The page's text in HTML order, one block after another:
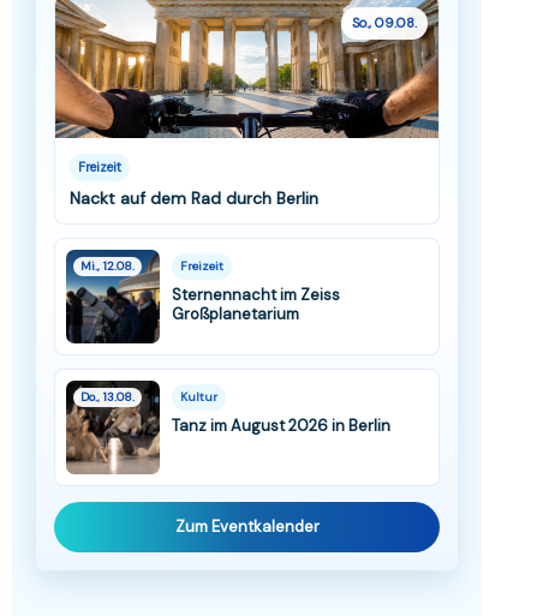
So., 09.08.
Freizeit
Nackt auf dem Rad durch Berlin
Mi., 12.08. Freizeit
Sternennacht im Zeiss
Großplanetarium
Do., 13.08. Kultur
Tanz im August 2026 in Berlin
Zum Eventkalender